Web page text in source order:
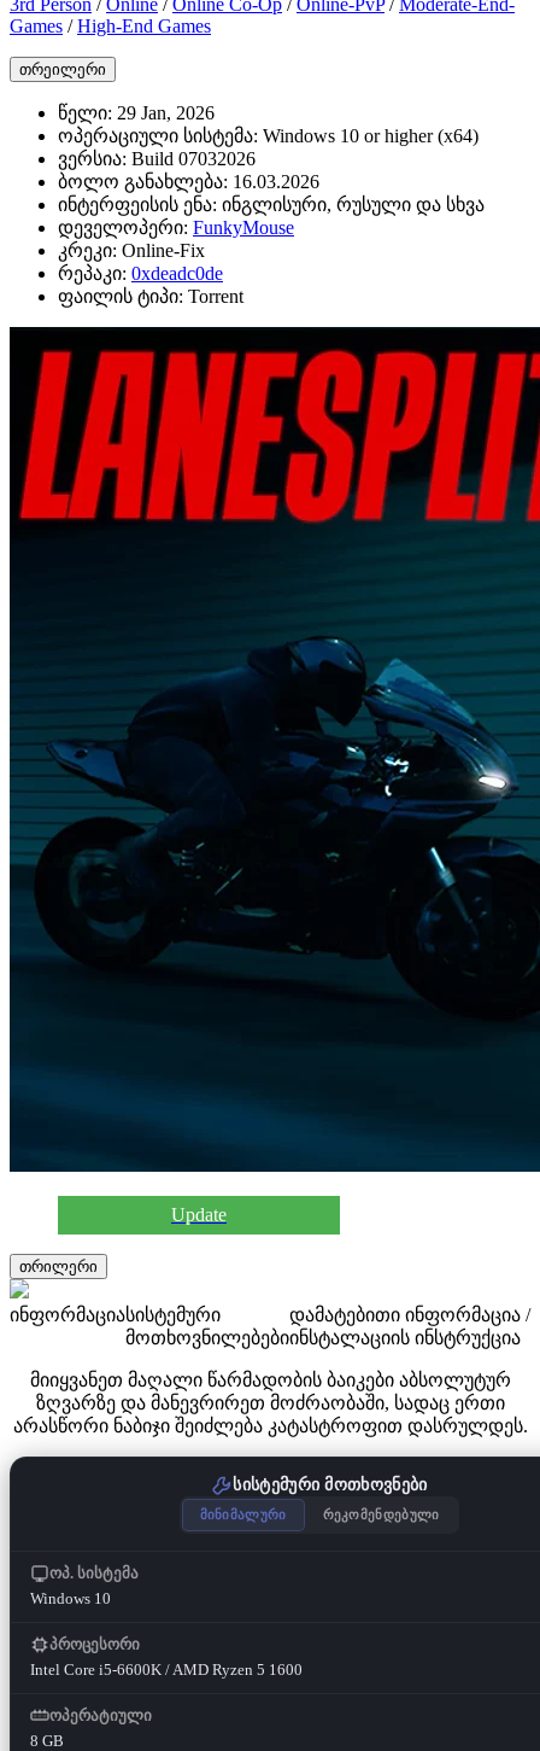
Games /High-End Games
თრეილერი
წელი: 29 Jan, 2026
ოპერაციული სისტემა: Windows 10 or higher (x64)
ვერსია: Build 07032026
ბოლო განახლება: 16.03.2026
ინტერფეისის ენა: ინგლისური, რუსული და სხვა
დეველოპერი: FunkyMouse
კრეკი: Online-Fix
რეპაკი: 0xdeadc0de
ფაილის ტიპი: Torrent
Update
თრილერი
ინფორმაციასისტემური
მოთხოვნილებები
დამატებითი ინფორმაცია /
ინსტალაციის ინსტრუქცია
მიიყვანეთ მაღალი წარმადობის ბაიკები აბსოლუტურ
ზღვარზე და მანევრირეთ მოძრაობაში, სადაც ერთი
არასწორი ნაბიჯი შეიძლება კატასტროფით დასრულდეს.
სისტემური მოთხოვნები
მინიმალური რეკომენდებული
ოპ. სისტემა
Windows 10
პროცესორი
Intel Core i5-6600K / AMD Ryzen 5 1600
ოპერატიული
8 GB